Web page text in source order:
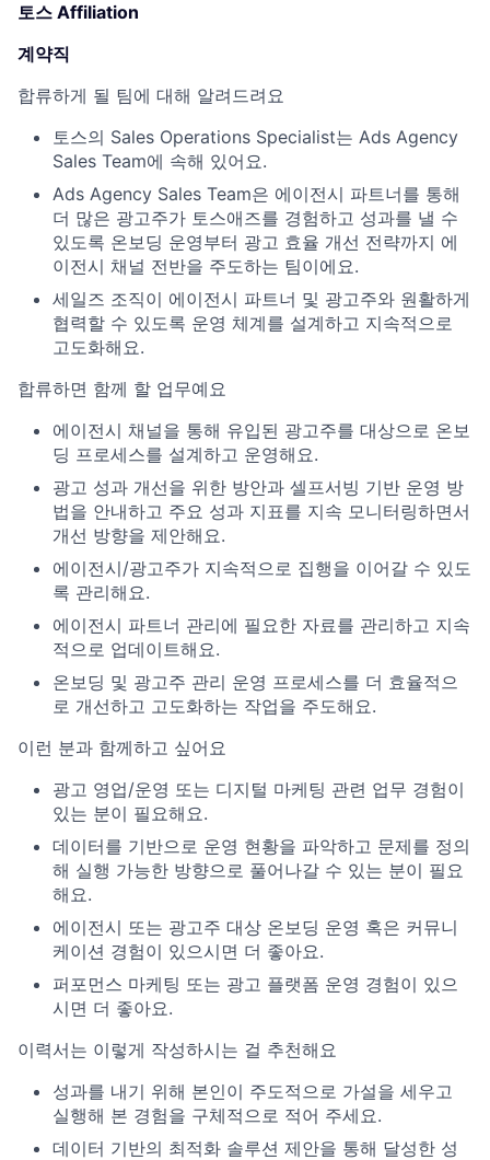
토스 Affiliation
계약직
합류하게 될 팀에 대해 알려드려요
토스의 Sales Operations Specialist는 Ads Agency
Sales Team에 속해 있어요.
Ads Agency Sales Team은 에이전시 파트너를 통해
더 많은 광고주가 토스애즈를 경험하고 성과를 낼 수
있도록 온보딩 운영부터 광고 효율 개선 전략까지 에
이전시 채널 전반을 주도하는 팀이에요.
세일즈 조직이 에이전시 파트너 및 광고주와 원활하게
협력할 수 있도록 운영 체계를 설계하고 지속적으로
고도화해요.
합류하면 함께 할 업무예요
에이전시 채널을 통해 유입된 광고주를 대상으로 온보
딩 프로세스를 설계하고 운영해요.
광고 성과 개선을 위한 방안과 셀프서빙 기반 운영 방
법을 안내하고 주요 성과 지표를 지속 모니터링하면서
개선 방향을 제안해요.
에이전시/광고주가 지속적으로 집행을 이어갈 수 있도
록 관리해요.
에이전시 파트너 관리에 필요한 자료를 관리하고 지속
적으로 업데이트해요.
온보딩 및 광고주 관리 운영 프로세스를 더 효율적으
로 개선하고 고도화하는 작업을 주도해요.
이런 분과 함께하고 싶어요
광고 영업/운영 또는 디지털 마케팅 관련 업무 경험이
있는 분이 필요해요.
데이터를 기반으로 운영 현황을 파악하고 문제를 정의
해 실행 가능한 방향으로 풀어나갈 수 있는 분이 필요
해요.
에이전시 또는 광고주 대상 온보딩 운영 혹은 커뮤니
케이션 경험이 있으시면 더 좋아요.
퍼포먼스 마케팅 또는 광고 플랫폼 운영 경험이 있으
시면 더 좋아요.
이력서는 이렇게 작성하시는 걸 추천해요
성과를 내기 위해 본인이 주도적으로 가설을 세우고
실행해 본 경험을 구체적으로 적어 주세요.
데이터 기반의 최적화 솔루션 제안을 통해 달성한 성